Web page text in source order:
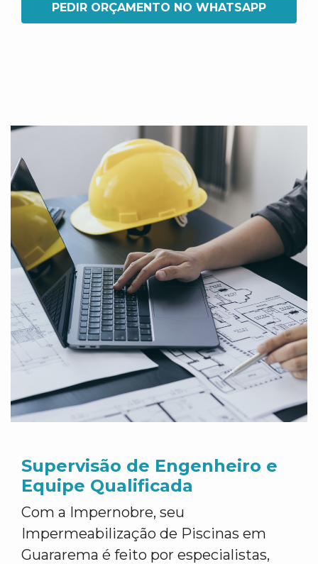
PEDIR ORÇAMENTO NO WHATSAPP
Supervisão de Engenheiro e
Equipe Qualificada
Com a Impernobre, seu
Impermeabilização de Piscinas em
Guararema é feito por especialistas,